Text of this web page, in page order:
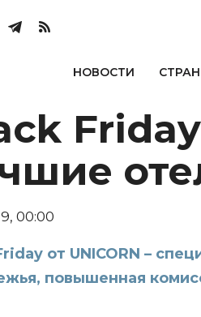
НОВОСТИ
00:00
от UNICORN –
повышенная